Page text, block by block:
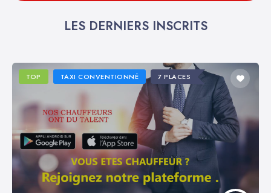
LES DERNIERS INSCRITS
TOP TAXI CONVENTIONNÉ 7 PLACES